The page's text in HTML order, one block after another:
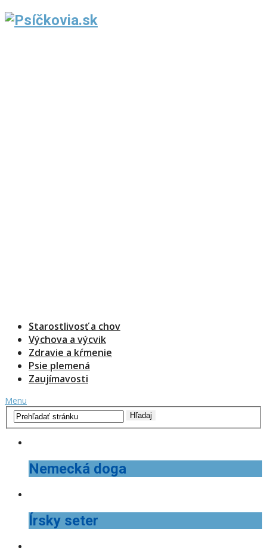
Starostlivosť a chov
Výchova a výcvik
Zdravie a kŕmenie
Psie plemená
Zaujímavosti
Menu
Nemecká doga
Írsky seter